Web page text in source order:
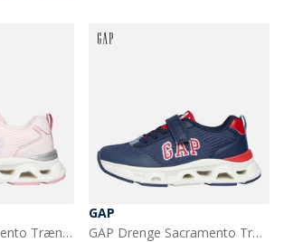
GAP Piger Sacramento Træningssko Light Pink Magenta
GAP
GAP Drenge Sacramento Træningssko Navy Red Blue